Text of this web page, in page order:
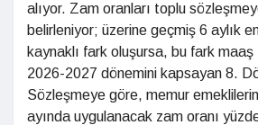
alıyor. Zam oranları toplu
belirleniyor; üzerine geçmiş 6 aylık
kaynaklı fark oluşursa, bu fark maaş
2026-2027 dönemini kapsayan 8.
Sözleşmeye göre, memur
ayında uygulanacak zam oranı